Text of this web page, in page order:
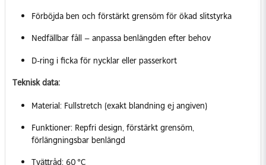
Förböjda ben och förstärkt grensöm för ökad slitstyrka
Nedfällbar fåll – anpassa benlängden efter behov
D-ring i ficka för nycklar eller passerkort
Teknisk data:
Material: Fullstretch (exakt blandning ej angiven)
Funktioner: Repfri design, förstärkt grensöm,
förlängningsbar benlängd
Tvättråd: 60 °C